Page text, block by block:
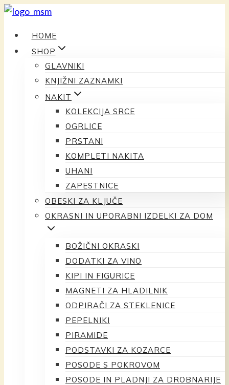
Preskoči
vsebinoHOME
SHOP
GLAVNIKI
KNJIŽNI ZAZNAMKI
NAKIT
KOLEKCIJA SRCE
OGRLICE
PRSTANI
KOMPLETI NAKITA
UHANI
ZAPESTNICE
OBESKI ZA KLJUČE
OKRASNI IN UPORABNI IZDELKI ZA DOM
BOŽIČNI OKRASKI
DODATKI ZA VINO
KIPI IN FIGURICE
MAGNETI ZA HLADILNIK
ODPIRAČI ZA STEKLENICE
PEPELNIKI
PIRAMIDE
PODSTAVKI ZA KOZARCE
POSODE S POKROVOM
POSODE IN PLADNJI ZA DROBNARIJE